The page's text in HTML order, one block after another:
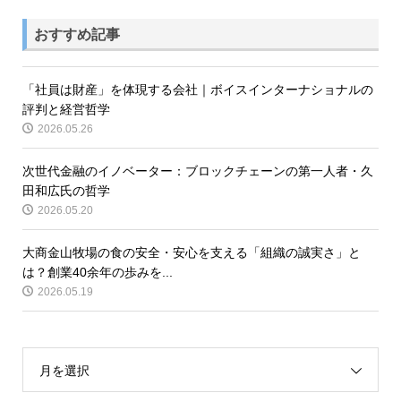
おすすめ記事
「社員は財産」を体現する会社｜ボイスインターナショナルの
評判と経営哲学
2026.05.26
次世代金融のイノベーター：ブロックチェーンの第一人者・久
田和広氏の哲学
2026.05.20
大商金山牧場の食の安全・安心を支える「組織の誠実さ」と
は？創業40余年の歩みを...
2026.05.19
月を選択